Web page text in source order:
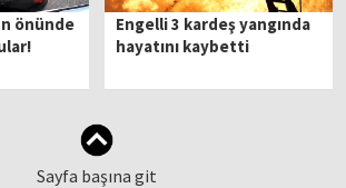
önünde
Engelli 3 kardeş yangında
hayatını kaybetti
Sayfa başına git